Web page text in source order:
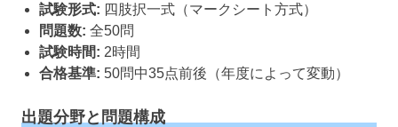
試験形式: 四肢択一式（マークシート方式）
問題数: 全50問
試験時間: 2時間
合格基準: 50問中35点前後（年度によって変動）
出題分野と問題構成